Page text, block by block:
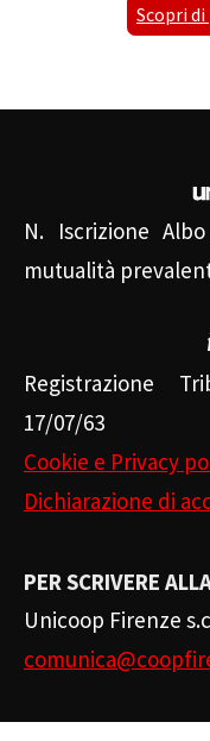
Scopri
N. Iscrizione
mutualità
Registrazione
17/07/63
Cookie e Privacy
Dichiarazione di
PER SCRIVERE
Unicoop Firenze